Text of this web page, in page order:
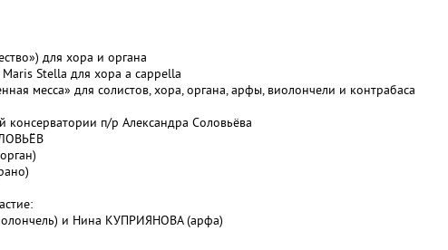
для хора и органа
Stella для хора a cappella
месса» для солистов, хора, органа, арфы, виолончели и контрабаса
п/р Александра Соловьёва
и Нина КУПРИЯНОВА (арфа)